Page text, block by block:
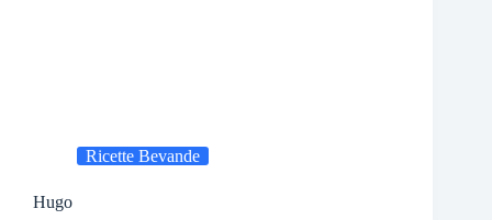
Ricette Bevande
Hugo